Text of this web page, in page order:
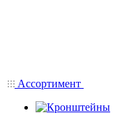
Ассортимент